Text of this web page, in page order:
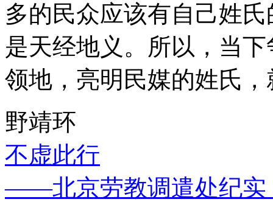
多的民众应该有自己姓
是天经地义。所以，当
领地，亮明民媒的姓氏
野靖环
不虚此行
——北京劳教调遣处纪实